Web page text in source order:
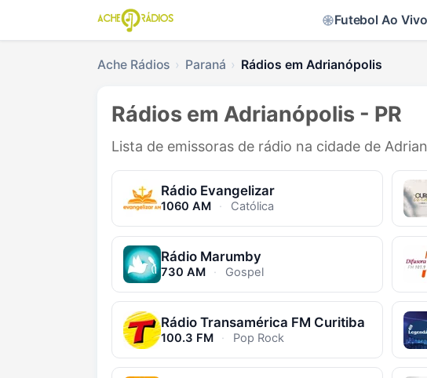
Futebol Ao Vivo
Ache Rádios Paraná Rádios em Adrianópolis
Rádios em Adrianópolis - PR
Lista de emissoras de rádio na cidade de
Rádio Evangelizar
1060 AM · Católica
Rádio Marumby
730 AM · Gospel
Rádio Transamérica FM Curitiba
100.3 FM · Pop Rock